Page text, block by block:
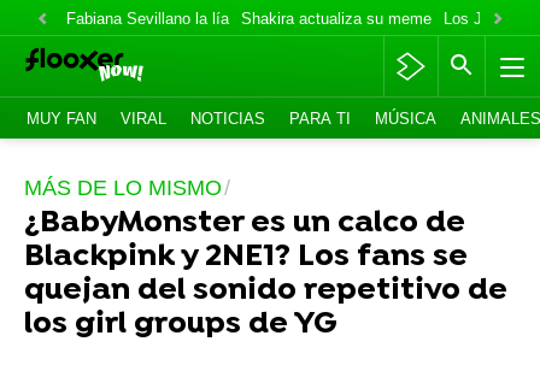
Fabiana Sevillano la lía Shakira actualiza su meme Los Jonas
MUY FAN VIRAL NOTICIAS PARA TI MÚSICA ANIMALES
MÁS DE LO MISMO
¿BabyMonster es un calco de
Blackpink y 2NE1? Los fans se
quejan del sonido repetitivo de
los girl groups de YG